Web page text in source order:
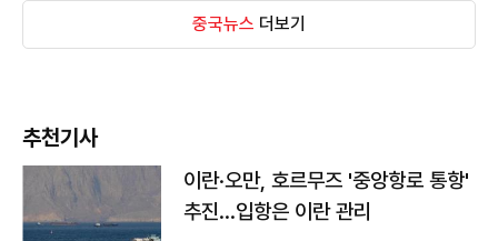
중국뉴스 더보기
추천기사
이란·오만, 호르무즈 '중앙항로 통항'
추진…입항은 이란 관리